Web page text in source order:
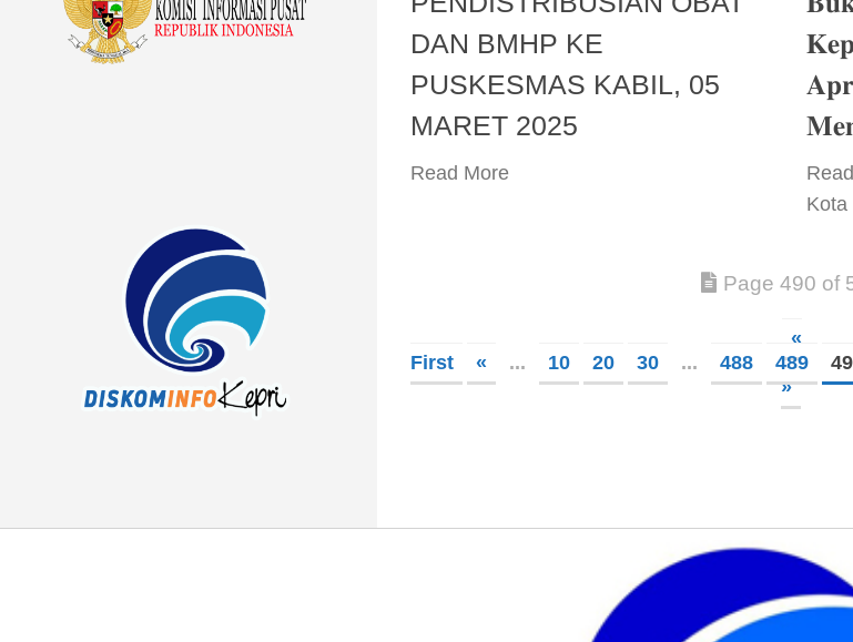
DAN BMHP KE
PUSKESMAS KABIL, 05
MARET 2025
​Read More ​
Kota
Page 490 of
«
First
« ... 10 20 30 ... 488 489
»